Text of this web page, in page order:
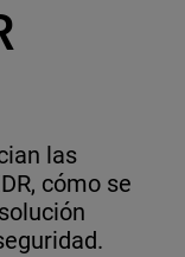
las
cómo se